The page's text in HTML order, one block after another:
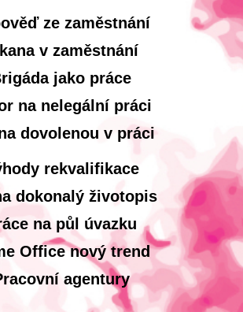
ze zaměstnání
v zaměstnání
jako práce
na nelegální práci
dovolenou v práci
rekvalifikace
dokonalý životopis
na půl úvazku
Office nový trend
agentury